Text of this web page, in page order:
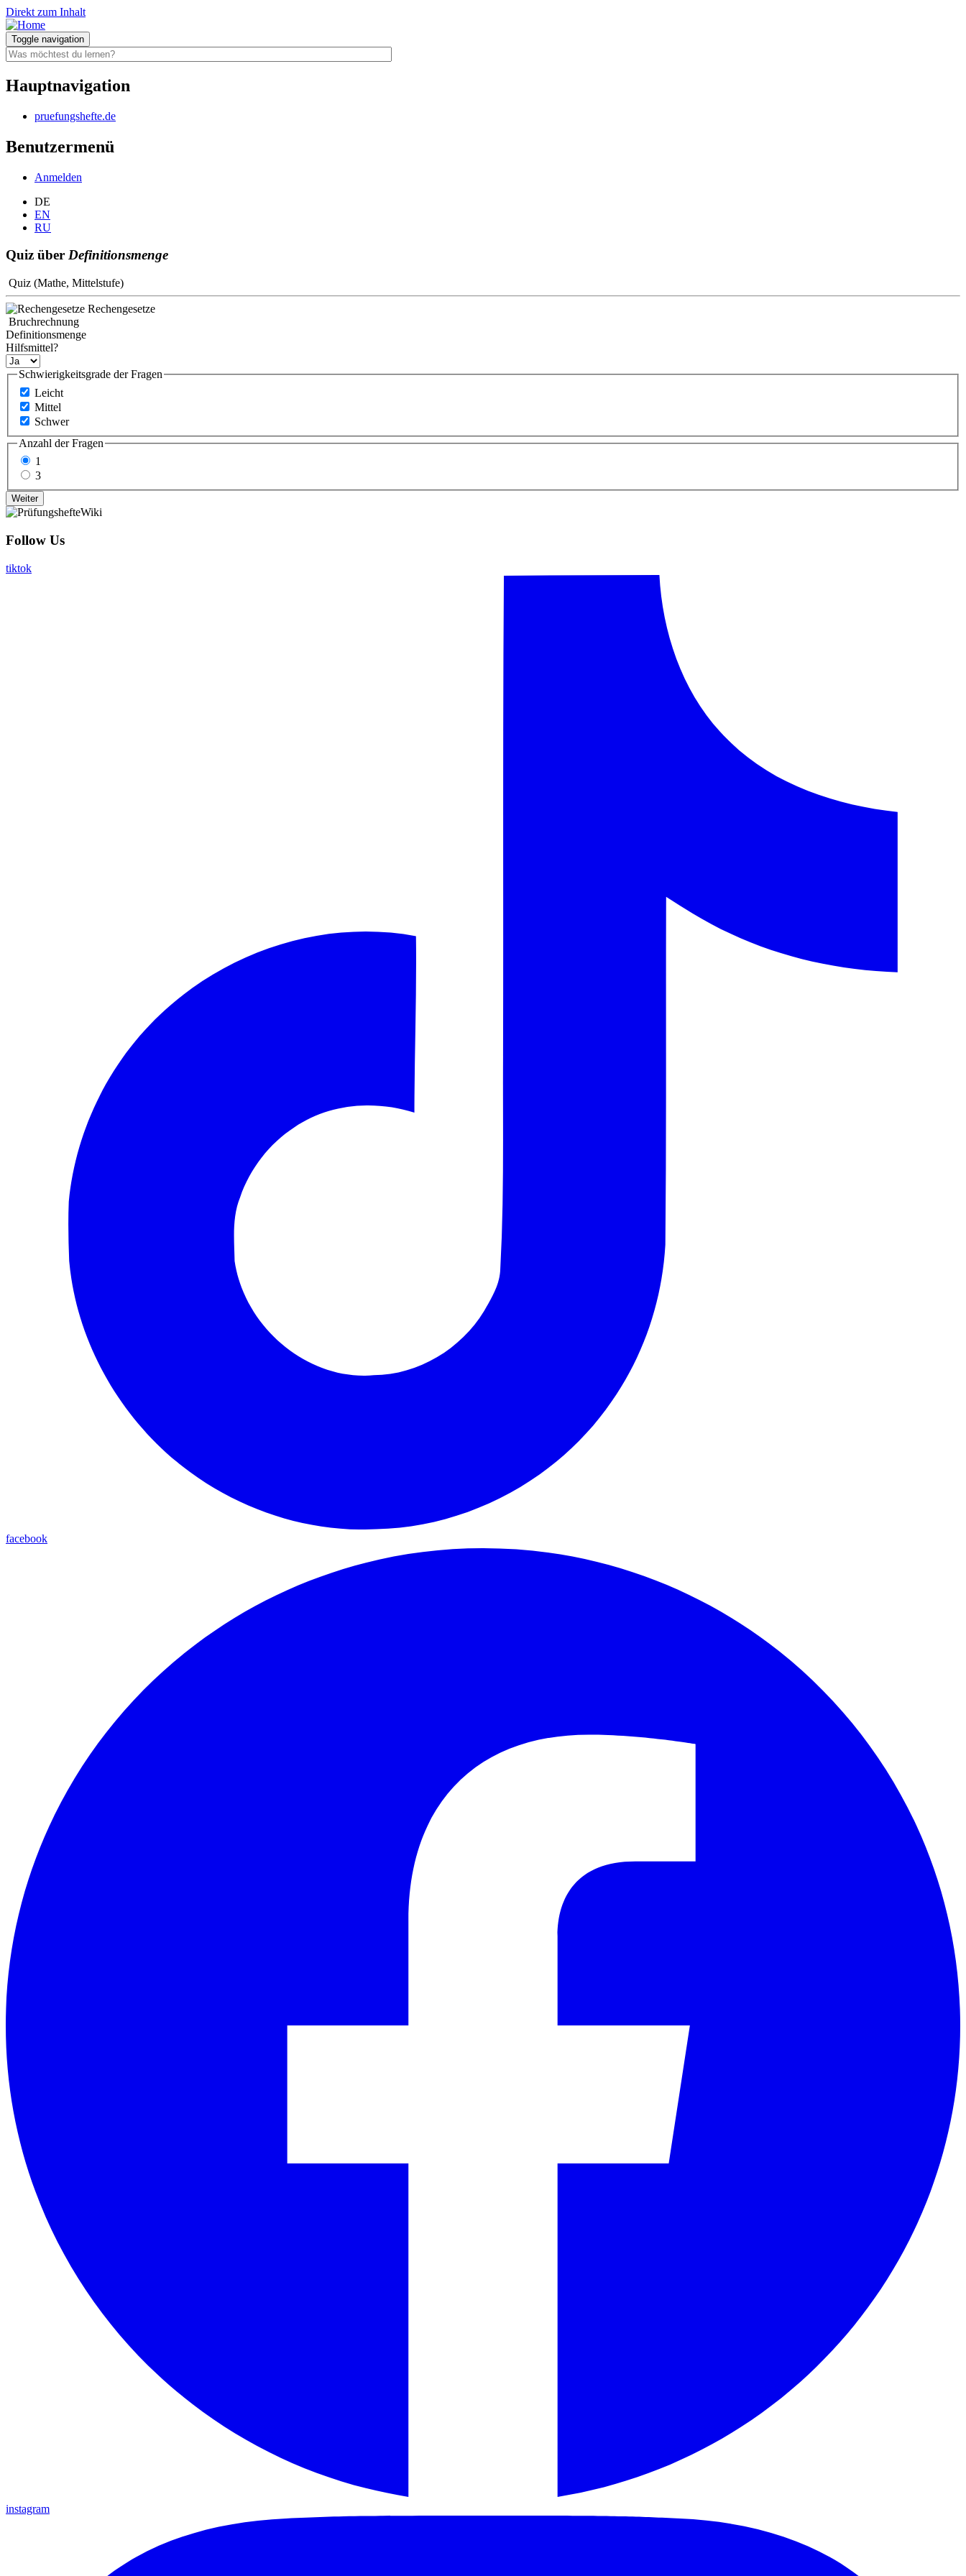
Direkt zum Inhalt
Toggle navigation
Hauptnavigation
pruefungshefte.de
Benutzermenü
Anmelden
DE
EN
RU
Quiz über Definitionsmenge
Quiz (Mathe, Mittelstufe)
Rechengesetze
Bruchrechnung
Definitionsmenge
Hilfsmittel?
Schwierigkeitsgrade der Fragen
Leicht
Mittel
Schwer
Anzahl der Fragen
1
3
Follow Us
tiktok
facebook
instagram